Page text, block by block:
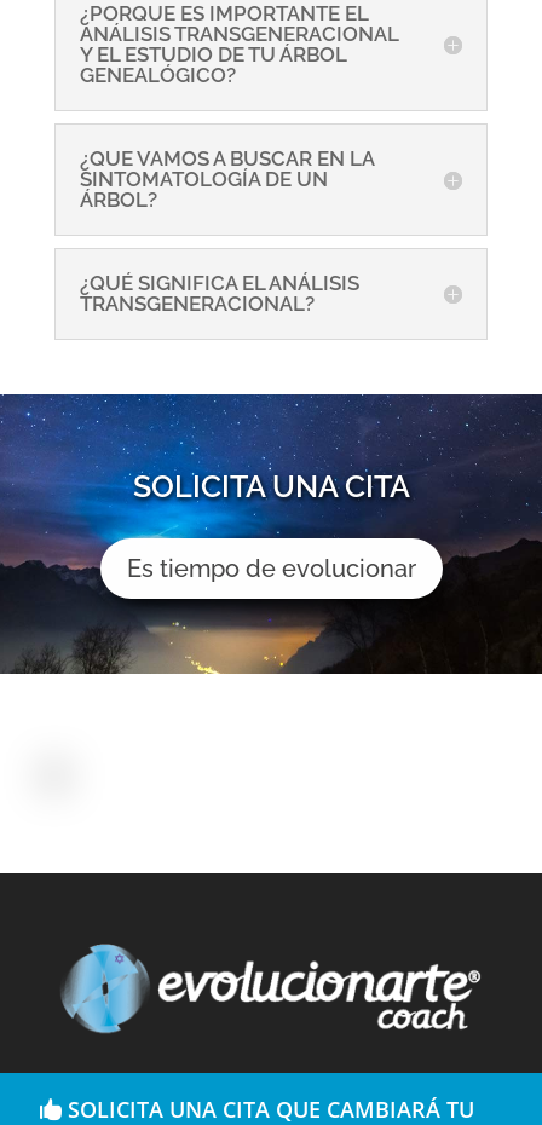
¿PORQUE ES IMPORTANTE EL
ANÁLISIS TRANSGENERACIONAL
Y EL ESTUDIO DE TU ÁRBOL
GENEALÓGICO?
¿QUE VAMOS A BUSCAR EN LA
SINTOMATOLOGÍA DE UN
ÁRBOL?
¿QUÉ SIGNIFICA EL ANÁLISIS
TRANSGENERACIONAL?
SOLICITA UNA CITA
Es tiempo de evolucionar
SOLICITA UNA CITA QUE CAMBIARÁ TU